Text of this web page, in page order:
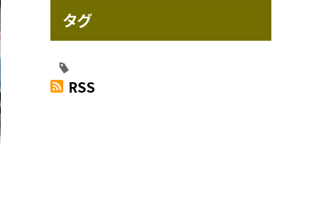
タグ
RSS